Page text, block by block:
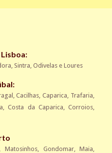
Sintra Odivelas e Loures
Cacilhas, Caparica, Trafaria,
Costa da Caparica, Corroios,
, Matosinhos, Gondomar, Maia,